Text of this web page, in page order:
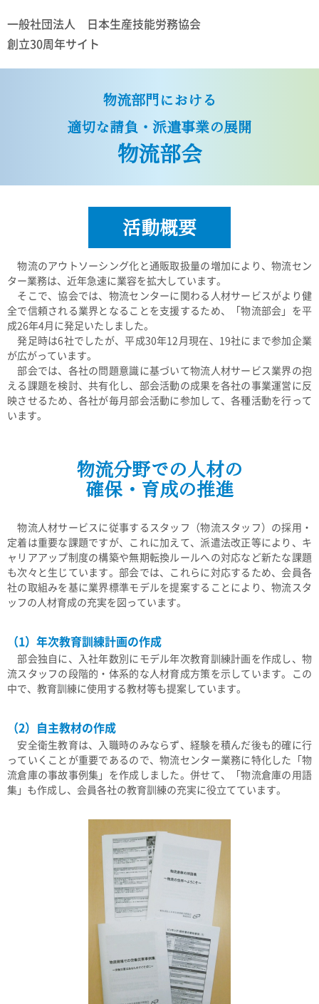
一般社団法人 日本生産技能労務協会
創立30周年サイト
物流部門における
適切な請負・派遣事業の展開
物流部会
活動概要
物流のアウトソーシング化と通販取扱量の増加により、物流セン
ター業務は、近年急速に業容を拡大しています。
そこで、協会では、物流センターに関わる人材サービスがより健
全で信頼される業界となることを支援するため、「物流部会」を平
成26年4月に発足いたしました。
発足時は6社でしたが、平成30年12月現在、19社にまで参加企業
が広がっています。
部会では、各社の問題意識に基づいて物流人材サービス業界の抱
える課題を検討、共有化し、部会活動の成果を各社の事業運営に反
映させるため、各社が毎月部会活動に参加して、各種活動を行って
います。
物流分野での人材の
確保・育成の推進
物流人材サービスに従事するスタッフ（物流スタッフ）の採用・
定着は重要な課題ですが、これに加えて、派遣法改正等により、キ
ャリアアップ制度の構築や無期転換ルールへの対応など新たな課題
も次々と生じています。部会では、これらに対応するため、会員各
社の取組みを基に業界標準モデルを提案することにより、物流スタ
ッフの人材育成の充実を図っています。
（1）年次教育訓練計画の作成
部会独自に、入社年数別にモデル年次教育訓練計画を作成し、物
流スタッフの段階的・体系的な人材育成方策を示しています。この
中で、教育訓練に使用する教材等も提案しています。
（2）自主教材の作成
安全衛生教育は、入職時のみならず、経験を積んだ後も的確に行
っていくことが重要であるので、物流センター業務に特化した「物
流倉庫の事故事例集」を作成しました。併せて、「物流倉庫の用語
集」も作成し、会員各社の教育訓練の充実に役立てています。